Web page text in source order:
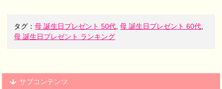
タグ：母 誕生日プレゼント 50代,母 誕生日プレゼント 60代,
母 誕生日プレゼント ランキング
サブコンテンツ